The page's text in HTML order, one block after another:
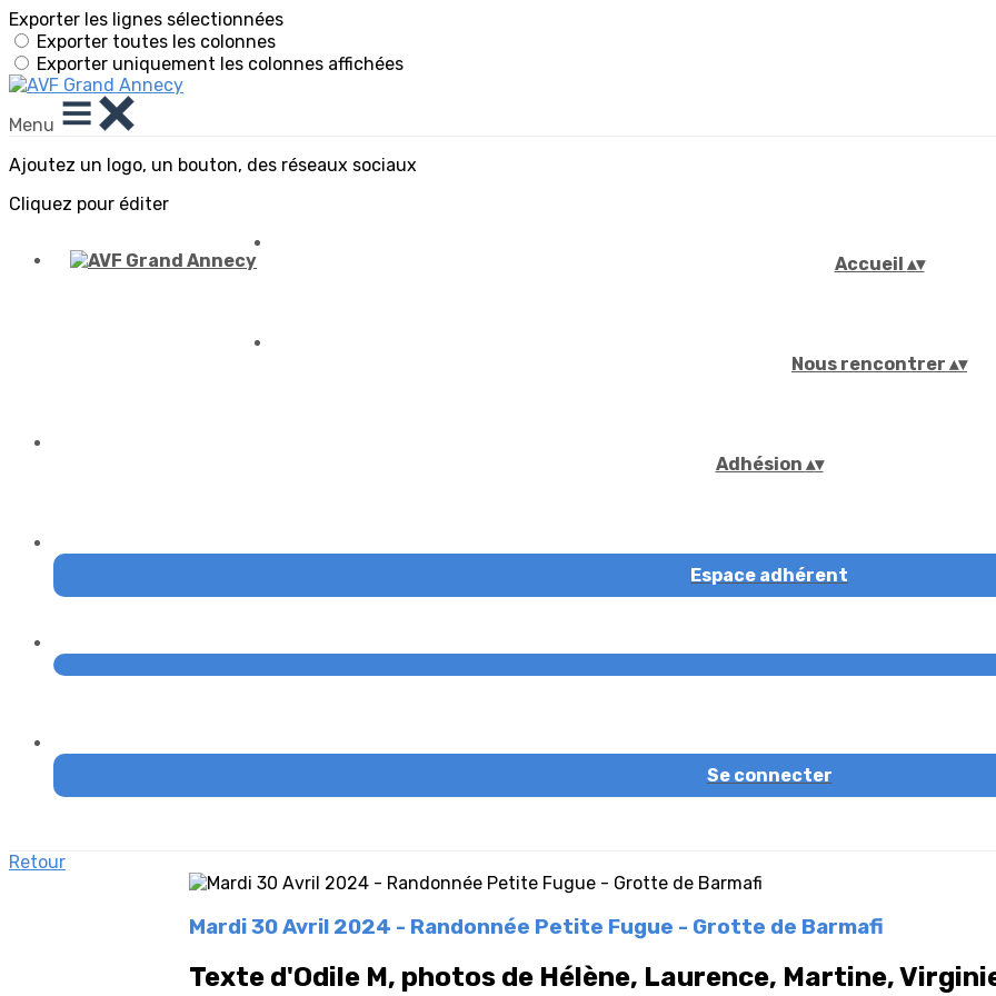
Exporter les lignes sélectionnées
Exporter toutes les colonnes
Exporter uniquement les colonnes affichées
Menu
Ajoutez un logo, un bouton, des réseaux sociaux
Cliquez pour éditer
Accueil ▴▾
Nous rencontrer ▴▾
Adhésion ▴▾
Espace adhérent
Se connecter
Retour
Mardi 30 Avril 2024 - Randonnée Petite Fugue - Grotte de Barmafi
Texte d'Odile M, photos de Hélène, Laurence, Martine,